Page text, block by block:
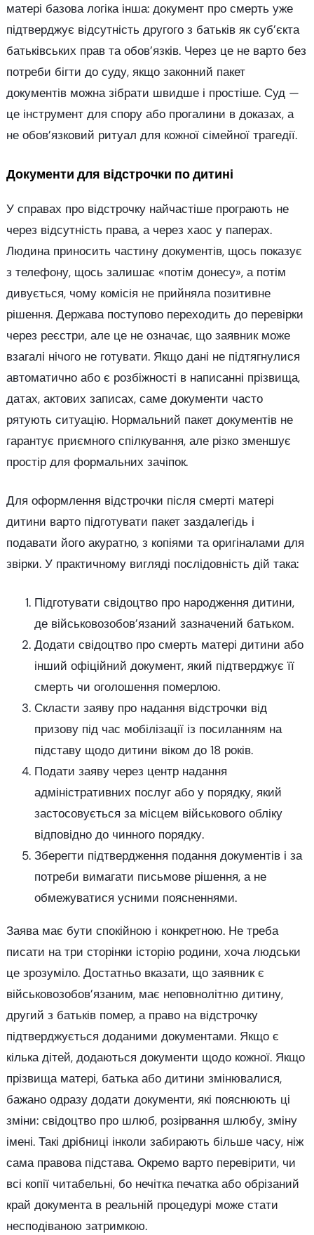
матері базова логіка інша: документ про смерть уже
підтверджує відсутність другого з батьків як суб’єкта
батьківських прав та обов’язків. Через це не варто без
потреби бігти до суду, якщо законний пакет
документів можна зібрати швидше і простіше. Суд —
це інструмент для спору або прогалини в доказах, а
не обов’язковий ритуал для кожної сімейної трагедії.
Документи для відстрочки по дитині
У справах про відстрочку найчастіше програють не
через відсутність права, а через хаос у паперах.
Людина приносить частину документів, щось показує
з телефону, щось залишає «потім донесу», а потім
дивується, чому комісія не прийняла позитивне
рішення. Держава поступово переходить до перевірки
через реєстри, але це не означає, що заявник може
взагалі нічого не готувати. Якщо дані не підтягнулися
автоматично або є розбіжності в написанні прізвища,
датах, актових записах, саме документи часто
рятують ситуацію. Нормальний пакет документів не
гарантує приємного спілкування, але різко зменшує
простір для формальних зачіпок.
Для оформлення відстрочки після смерті матері
дитини варто підготувати пакет заздалегідь і
подавати його акуратно, з копіями та оригіналами для
звірки. У практичному вигляді послідовність дій така:
Підготувати свідоцтво про народження дитини,
де військовозобов’язаний зазначений батьком.
Додати свідоцтво про смерть матері дитини або
інший офіційний документ, який підтверджує її
смерть чи оголошення померлою.
Скласти заяву про надання відстрочки від
призову під час мобілізації із посиланням на
підставу щодо дитини віком до 18 років.
Подати заяву через центр надання
адміністративних послуг або у порядку, який
застосовується за місцем військового обліку
відповідно до чинного порядку.
Зберегти підтвердження подання документів і за
потреби вимагати письмове рішення, а не
обмежуватися усними поясненнями.
Заява має бути спокійною і конкретною. Не треба
писати на три сторінки історію родини, хоча людськи
це зрозуміло. Достатньо вказати, що заявник є
військовозобов’язаним, має неповнолітню дитину,
другий з батьків помер, а право на відстрочку
підтверджується доданими документами. Якщо є
кілька дітей, додаються документи щодо кожної. Якщо
прізвища матері, батька або дитини змінювалися,
бажано одразу додати документи, які пояснюють ці
зміни: свідоцтво про шлюб, розірвання шлюбу, зміну
імені. Такі дрібниці інколи забирають більше часу, ніж
сама правова підстава. Окремо варто перевірити, чи
всі копії читабельні, бо нечітка печатка або обрізаний
край документа в реальній процедурі може стати
несподіваною затримкою.